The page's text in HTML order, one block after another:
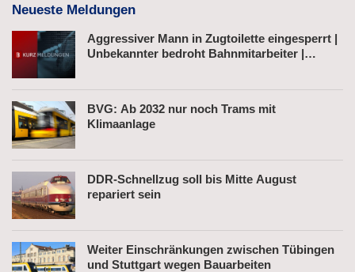
Neueste Meldungen
Aggressiver Mann in Zugtoilette eingesperrt |
Unbekannter bedroht Bahnmitarbeiter |
BVG: Ab 2032 nur noch Trams mit
Klimaanlage
DDR-Schnellzug soll bis Mitte August
repariert sein
Weiter Einschränkungen zwischen Tübingen
und Stuttgart wegen Bauarbeiten